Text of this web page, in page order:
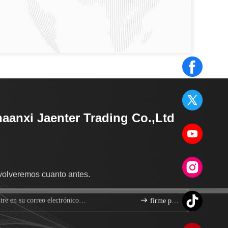
Jaenter Trading Co.,Ltd
cuanto antes.
firme para arriba